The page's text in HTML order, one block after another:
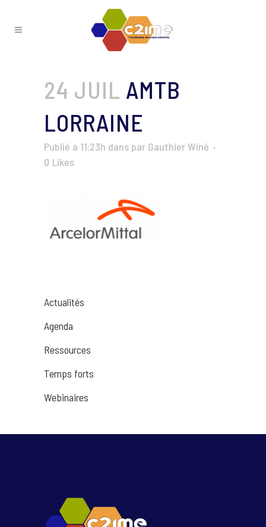
24 JUIL AMTB
LORRAINE
Publié à 11:23h dans par Gauthier Winé
0 Likes
Actualités
Agenda
Ressources
Temps forts
Webinaires